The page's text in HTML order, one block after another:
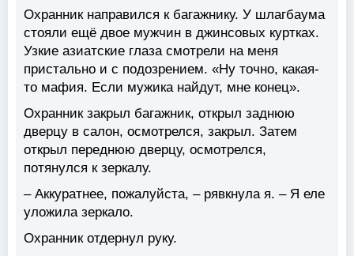
Охранник направился к багажнику. У шлагбаума
стояли ещё двое мужчин в джинсовых куртках.
Узкие азиатские глаза смотрели на меня
пристально и с подозрением. «Ну точно, какая-
то мафия. Если мужика найдут, мне конец».
Охранник закрыл багажник, открыл заднюю
дверцу в салон, осмотрелся, закрыл. Затем
открыл переднюю дверцу, осмотрелся,
потянулся к зеркалу.
– Аккуратнее, пожалуйста, – рявкнула я. – Я еле
уложила зеркало.
Охранник отдернул руку.